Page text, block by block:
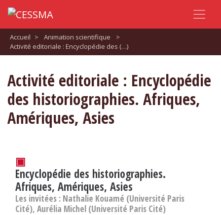
Accueil > Animation scientifique
>
Activité editoriale : Encyclopédie des (…)
Activité editoriale : Encyclopédie
des historiographies. Afriques,
Amériques, Asies
▣
Encyclopédie des historiographies.
Afriques, Amériques, Asies
Les invitées : Nathalie Kouamé (Université Paris
Cité), Aurélia Michel (Université Paris Cité)